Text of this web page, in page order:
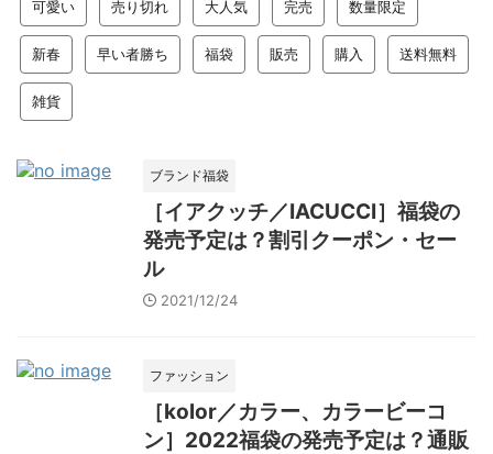
可愛い 売り切れ 大人気 完売 数量限定
新春 早い者勝ち 福袋 販売 購入 送料無料
雑貨
ブランド福袋
［イアクッチ／IACUCCI］福袋の
発売予定は？割引クーポン・セー
ル
2021/12/24
ファッション
［kolor／カラー、カラービーコ
ン］2022福袋の発売予定は？通販